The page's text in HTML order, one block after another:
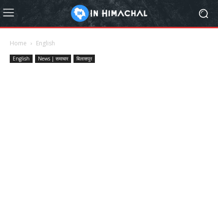
Home English
English News | समाचार बिलासपुर